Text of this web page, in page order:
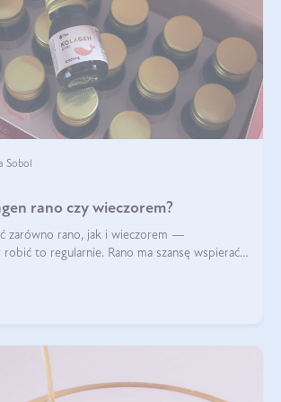
Sobol
rano czy wieczorem?
zarówno rano, jak i wieczorem —
robić to regularnie. Rano ma szansę wspierać